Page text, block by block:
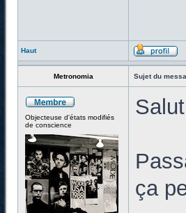
Haut
Metronomia Sujet du
Objecteuse d'états modifiés
de conscience
ça